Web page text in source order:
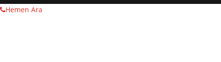
Hemen Ara